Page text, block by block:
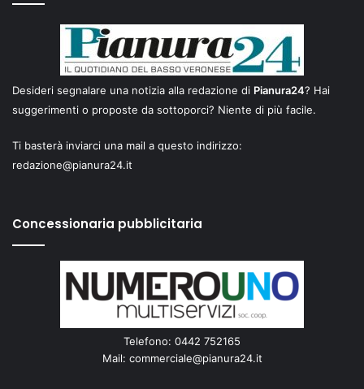
Desideri segnalare una notizia alla redazione di Pianura24? Hai
suggerimenti o proposte da sottoporci? Niente di più facile.
Ti basterà inviarci una mail a questo indirizzo:
redazione@pianura24.it
Concessionaria pubblicitaria
Telefono: 0442 752165
Mail: commerciale@pianura24.it